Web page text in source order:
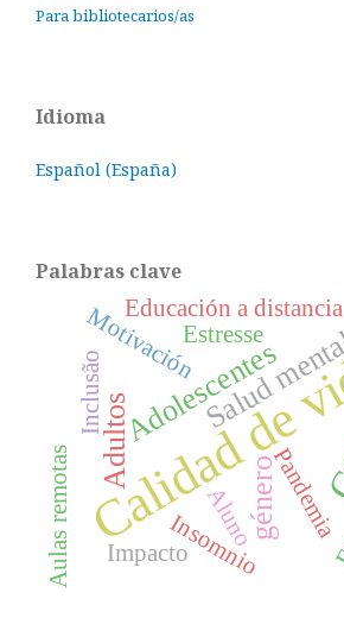
Para bibliotecarios/as
Idioma
Español (España)
Palabras clave
Calidad de
Salud
AdultosAdolescentes
género
Motivación
Pandemia
Inclusão
Estresse
Aluno
Aulas remotas
Educación a distancia
Insomnio
Impacto